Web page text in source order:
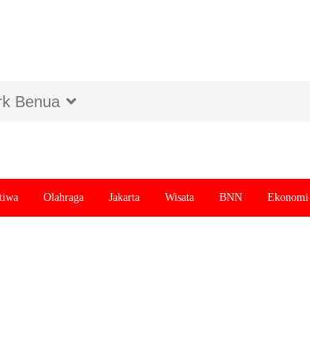
Benua
Olahraga Jakarta Wisata BNN Ekonomi